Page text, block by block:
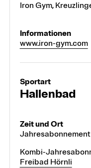
Iron Gym,
www.iron-gym.com
Hallenbad
Jahresabonnement
Kombi-
Freibad Hörnli